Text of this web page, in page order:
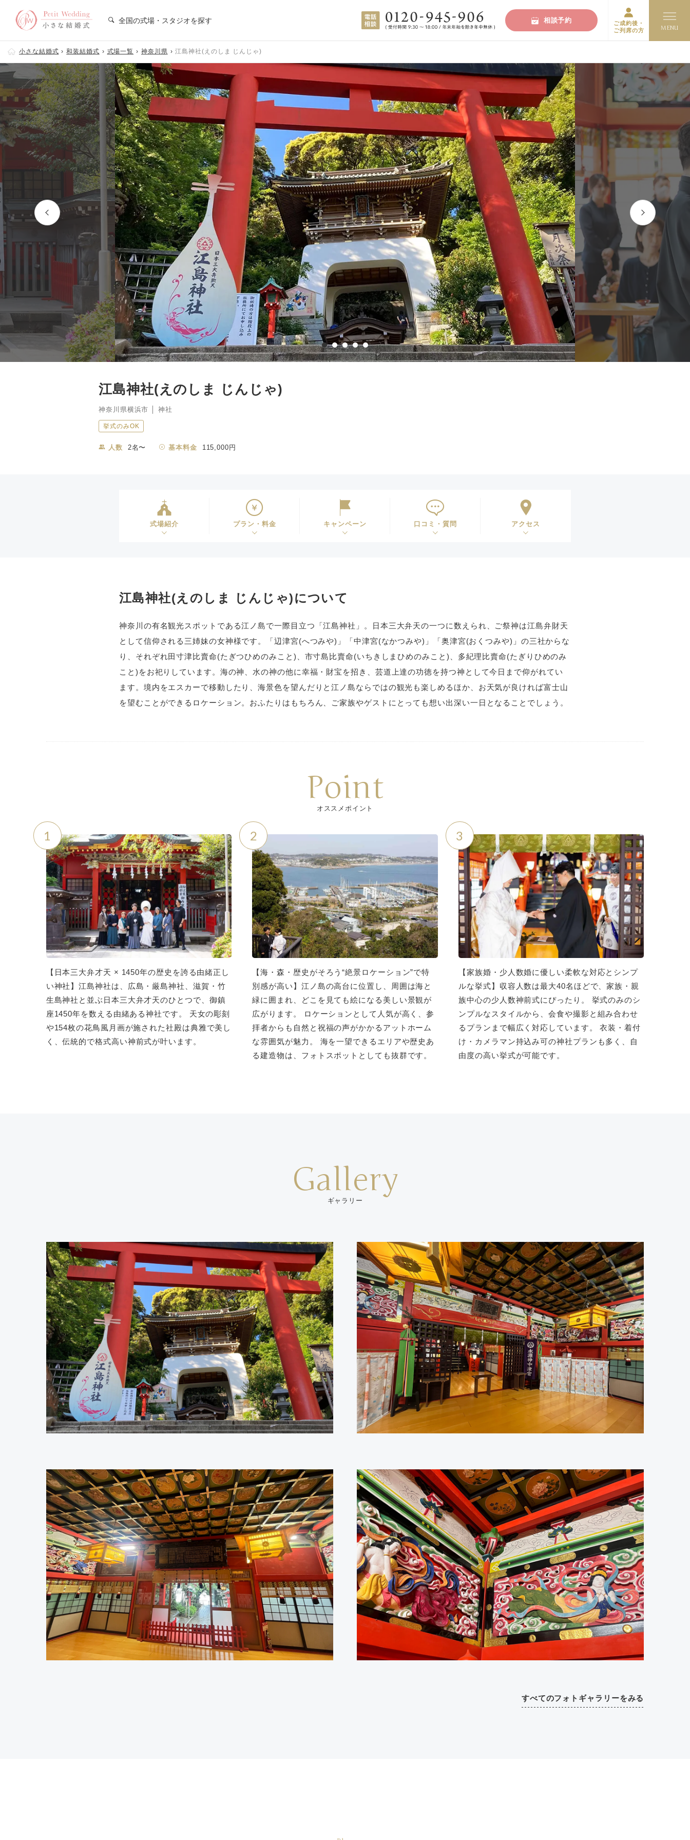
全国の式場・スタジオを探す 相談予約
ご成約後・
ご列席の方
小さな結婚式 和装結婚式 式場一覧 神奈川県 江島神社(えのしま じんじゃ)
江島神社(えのしま じんじゃ)
神奈川県横浜市 │ 神社
挙式のみOK
人数 2名〜 基本料金 115,000円
式場紹介 プラン・料金 キャンペーン 口コミ・質問 アクセス
江島神社(えのしま じんじゃ)について
神奈川の有名観光スポットである江ノ島で一際目立つ「江島神社」。日本三大弁天の一つに数えられ、ご祭神は江島弁財天
として信仰される三姉妹の女神様です。「辺津宮(へつみや)」「中津宮(なかつみや)」「奥津宮(おくつみや)」の三社からな
り、それぞれ田寸津比賣命(たぎつひめのみこと)、市寸島比賣命(いちきしまひめのみこと)、多紀理比賣命(たぎりひめのみ
こと)をお祀りしています。海の神、水の神の他に幸福・財宝を招き、芸道上達の功徳を持つ神として今日まで仰がれてい
ます。境内をエスカーで移動したり、海景色を望んだりと江ノ島ならではの観光も楽しめるほか、お天気が良ければ富士山
を望むことができるロケーション。おふたりはもちろん、ご家族やゲストにとっても想い出深い一日となることでしょう。
Point
オススメポイント
1
【日本三大弁才天 × 1450年の歴史を誇る由緒正し
い神社】江島神社は、広島・厳島神社、滋賀・竹
生島神社と並ぶ日本三大弁才天のひとつで、御鎮
座1450年を数える由緒ある神社です。 天女の彫刻
や154枚の花鳥風月画が施された社殿は典雅で美し
く、伝統的で格式高い神前式が叶います。
2
【海・森・歴史がそろう“絶景ロケーション”で特
別感が高い】江ノ島の高台に位置し、周囲は海と
緑に囲まれ、どこを見ても絵になる美しい景観が
広がります。 ロケーションとして人気が高く、参
拝者からも自然と祝福の声がかかるアットホーム
な雰囲気が魅力。 海を一望できるエリアや歴史あ
る建造物は、フォトスポットとしても抜群です。
3
【家族婚・少人数婚に優しい柔軟な対応とシンプ
ルな挙式】収容人数は最大40名ほどで、家族・親
族中心の少人数神前式にぴったり。 挙式のみのシ
ンプルなスタイルから、会食や撮影と組み合わせ
るプランまで幅広く対応しています。 衣装・着付
け・カメラマン持込み可の神社プランも多く、自
由度の高い挙式が可能です。
Gallery
ギャラリー
すべてのフォトギャラリーをみる